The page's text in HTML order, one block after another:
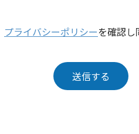
プライバシーポリシーを確認し